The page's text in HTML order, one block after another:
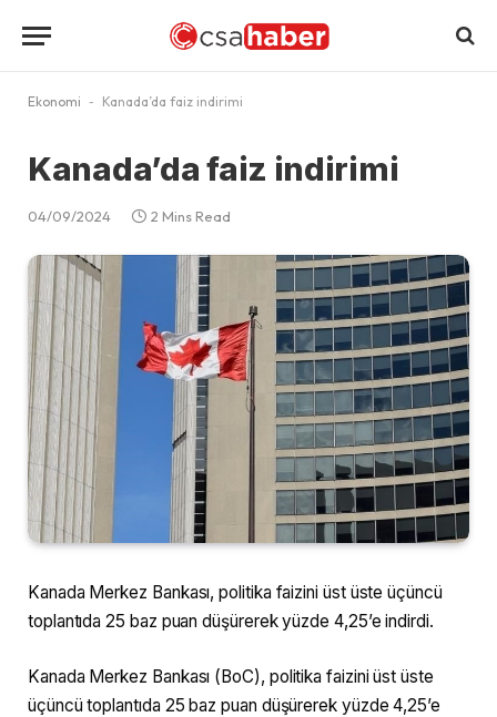
Ekonomi - Kanada’da faiz indirimi
Kanada’da faiz indirimi
04/09/2024 2 Mins Read
Kanada Merkez Bankası, politika faizini üst üste üçüncü
toplantıda 25 baz puan düşürerek yüzde 4,25’e indirdi.
Kanada Merkez Bankası (BoC), politika faizini üst üste
üçüncü toplantıda 25 baz puan düşürerek yüzde 4,25’e